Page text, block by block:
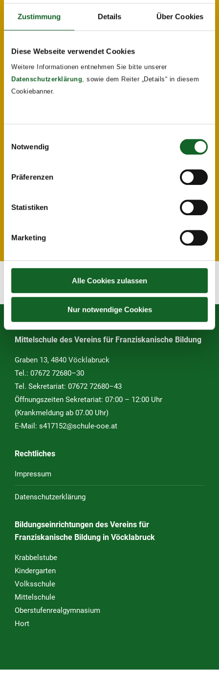
Zustimmung Details Über Cookies
Diese Webseite verwendet Cookies
Weitere Informationen entnehmen Sie bitte unserer
Datenschutzerklärung, sowie dem Reiter „Details“ in diesem
Cookiebanner.
Notwendig
Präferenzen
Statistiken
Marketing
Alle Cookies zulassen
Nur notwendige Cookies
Zurück zur Übersicht
Mittelschule des Vereins für Franziskanische Bildung
Graben 13, 4840 Vöcklabruck
Tel.: 07672 72680–30
Tel. Sekretariat: 07672 72680–43
Öffnungszeiten Sekretariat: 07:00 – 12:00 Uhr
(Krankmeldung ab 07.00 Uhr)
E-Mail: s417152@schule-ooe.at
Rechtliches
Impressum
Datenschutzerklärung
Bildungseinrichtungen des Vereins für
Franziskanische Bildung in Vöcklabruck
Krabbelstube
Kindergarten
Volksschule
Mittelschule
Oberstufenrealgymnasium
Hort